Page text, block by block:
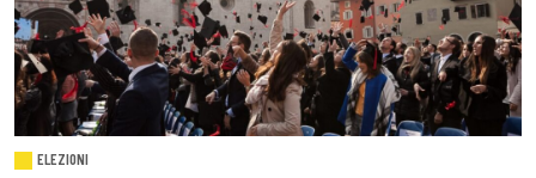
ELEZIONI